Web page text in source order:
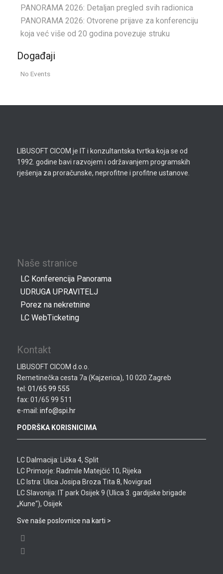
PANORAMA 2026: Detaljan pregled svih radionica
PANORAMA 2026: Otvorene prijave za konferenciju
koja već više od 20 godina povezuje struku
Događaji
No Events
LIBUSOFT CICOM je IT i konzultantska tvrtka koja se od
1992. godine bavi razvojem i održavanjem programskih
rješenja za proračunske, neprofitne i profitne ustanove.
Naše stranice
LC Konferencija Panorama
UDRUGA UPRAVITELJ
Porez na nekretnine
LC WebTicketing
Kontakt
LIBUSOFT CICOM d.o.o.
Remetinečka cesta 7a (Kajzerica), 10 020 Zagreb
tel: 01/65 99 555
fax: 01/65 99 511
e-mail: info@spi.hr
PODRŠKA KORISNICIMA
LC Dalmacija: Lička 4, Split
LC Primorje: Radmile Matejčić 10, Rijeka
LC Istra: Ulica Josipa Broza Tita 8, Novigrad
LC Slavonija: IT park Osijek 9 (Ulica 3. gardijske brigade
„Kune“), Osijek
Sve naše poslovnice na karti >